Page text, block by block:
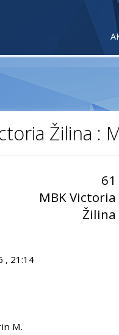
Žilina :
61
MBK Victoria
Žilina
, 21:14
M.